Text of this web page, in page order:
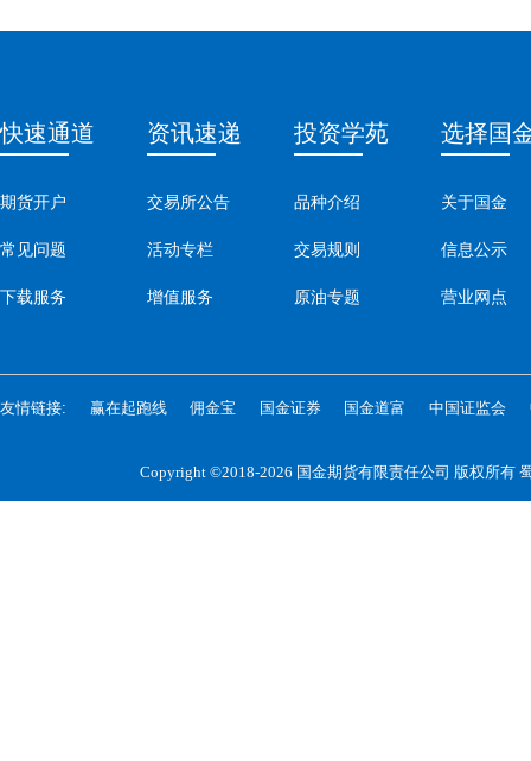
快速通道
期货开户
常见问题
下载服务
资讯速递
交易所公告
活动专栏
增值服务
投资学苑
品种介绍
交易规则
原油专题
选择国
关于国金
信息公示
营业网点
友情链接: 赢在起跑线 佣金宝 国金证券 国金道富 中国证监会
Copyright ©2018-2026 国金期货有限责任公司 版权所有